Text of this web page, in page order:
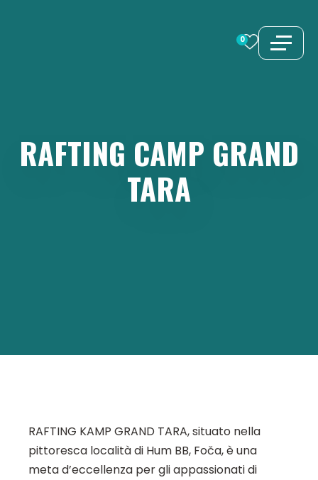
0
RAFTING CAMP GRAND
TARA
RAFTING KAMP GRAND TARA, situato nella
pittoresca località di Hum BB, Foča, è una
meta d’eccellenza per gli appassionati di